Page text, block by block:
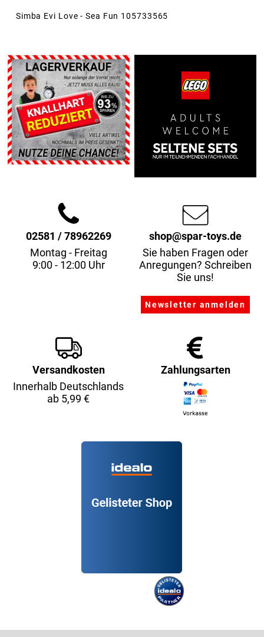
Simba Evi Love - Sea Fun 105733565
02581 / 78962269
Montag - Freitag
9:00 - 12:00 Uhr
shop@spar-toys.de
Sie haben Fragen oder
Anregungen? Schreiben
Sie uns!
Versandkosten
Innerhalb Deutschlands
ab 5,99 €
Zahlungsarten